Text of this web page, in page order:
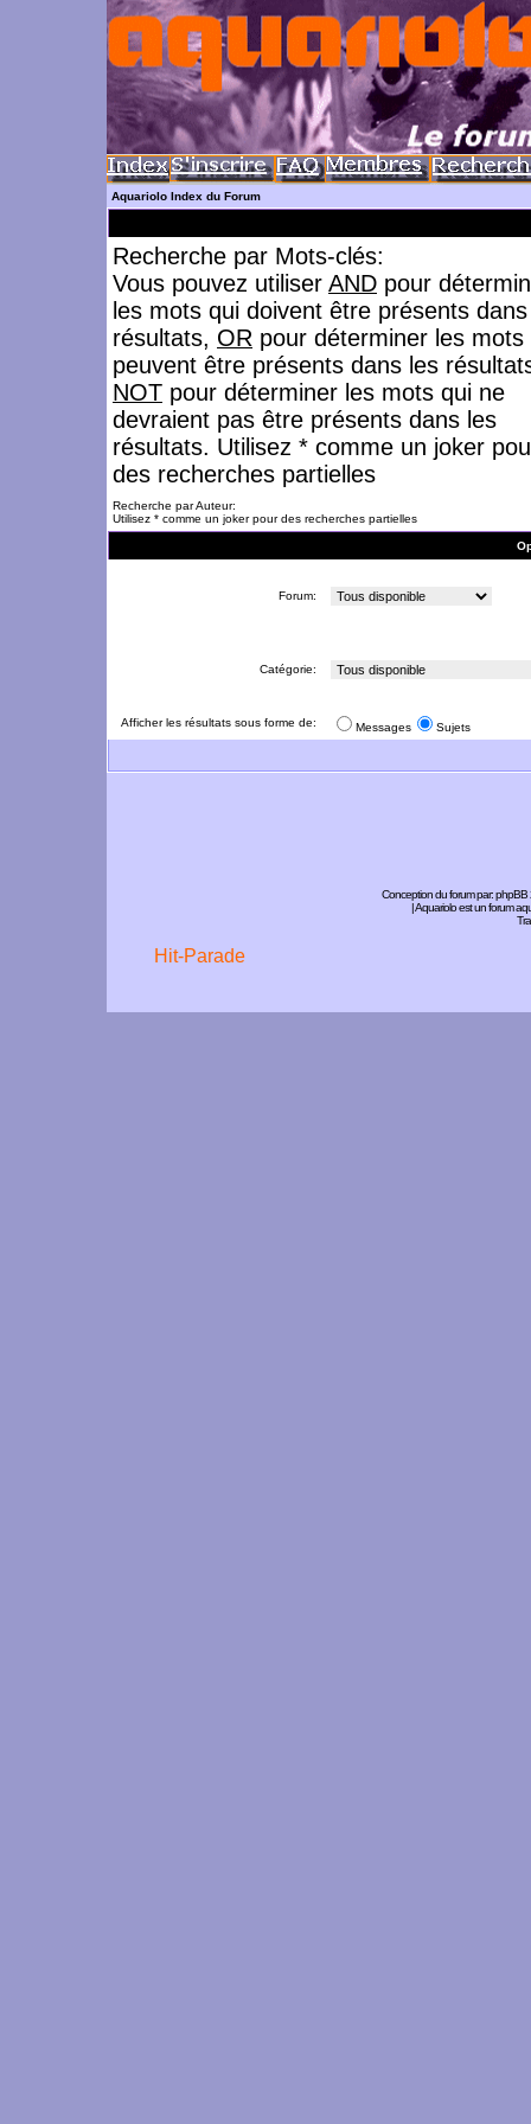
Aquariolo Index du Forum
Recherche par Mots-clés:
Vous pouvez utiliser AND pour
les mots qui doivent être présents
résultats, OR pour déterminer les mots
peuvent être présents dans les
NOT pour déterminer les mots qui ne
devraient pas être présents dans les
résultats. Utilisez * comme un joker
des recherches partielles
Recherche par Auteur:
Utilisez * comme un joker pour des recherches partielles
Forum:
Catégorie:
Afficher les résultats sous forme de: Messages Sujets
Conception du forum par:phpBB
| Aquariolo est un forum